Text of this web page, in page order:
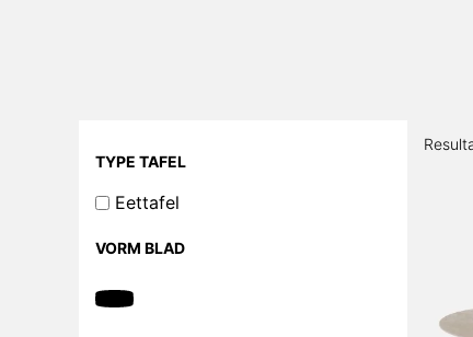
TYPE TAFEL
Eettafel
VORM BLAD